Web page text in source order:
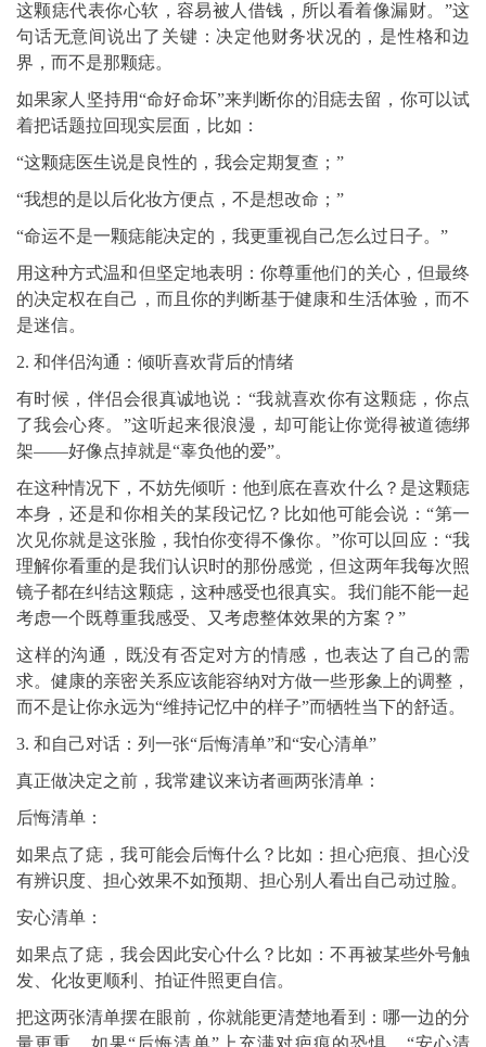
这颗痣代表你心软，容易被人借钱，所以看着像漏财。”这
句话无意间说出了关键：决定他财务状况的，是性格和边
界，而不是那颗痣。
如果家人坚持用“命好命坏”来判断你的泪痣去留，你可以试
着把话题拉回现实层面，比如：
“这颗痣医生说是良性的，我会定期复查；”
“我想的是以后化妆方便点，不是想改命；”
“命运不是一颗痣能决定的，我更重视自己怎么过日子。”
用这种方式温和但坚定地表明：你尊重他们的关心，但最终
的决定权在自己，而且你的判断基于健康和生活体验，而不
是迷信。
2. 和伴侣沟通：倾听喜欢背后的情绪
有时候，伴侣会很真诚地说：“我就喜欢你有这颗痣，你点
了我会心疼。”这听起来很浪漫，却可能让你觉得被道德绑
架——好像点掉就是“辜负他的爱”。
在这种情况下，不妨先倾听：他到底在喜欢什么？是这颗痣
本身，还是和你相关的某段记忆？比如他可能会说：“第一
次见你就是这张脸，我怕你变得不像你。”你可以回应：“我
理解你看重的是我们认识时的那份感觉，但这两年我每次照
镜子都在纠结这颗痣，这种感受也很真实。我们能不能一起
考虑一个既尊重我感受、又考虑整体效果的方案？”
这样的沟通，既没有否定对方的情感，也表达了自己的需
求。健康的亲密关系应该能容纳对方做一些形象上的调整，
而不是让你永远为“维持记忆中的样子”而牺牲当下的舒适。
3. 和自己对话：列一张“后悔清单”和“安心清单”
真正做决定之前，我常建议来访者画两张清单：
后悔清单：
如果点了痣，我可能会后悔什么？比如：担心疤痕、担心没
有辨识度、担心效果不如预期、担心别人看出自己动过脸。
安心清单：
如果点了痣，我会因此安心什么？比如：不再被某些外号触
发、化妆更顺利、拍证件照更自信。
把这两张清单摆在眼前，你就能更清楚地看到：哪一边的分